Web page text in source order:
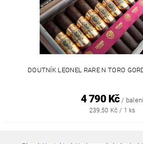
DOUTNÍK LEONEL RARE N TORO
4 790 Kč / balení
239,50 Kč / 1 ks